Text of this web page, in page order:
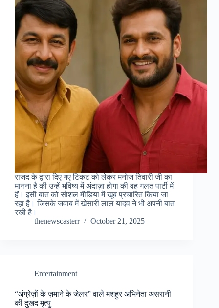
राजद के द्वारा दिए गए टिकट को लेकर मनोज तिवारी जी का
मानना है की उन्हें भविष्य में अंदाज़ा होगा की वह गलत पार्टी में
हैं। इसी बात को सोशल मीडिया में खूब प्रचारित किया जा
रहा है। जिसके जवाब में खेसारी लाल यादव ने भी अपनी बात
रखी है।
thenewscasterr
October 21, 2025
Entertainment
“अंग्रेज़ों के ज़माने के जेलर” वाले मशहुर अभिनेता असरानी
की दुखद मृत्यु